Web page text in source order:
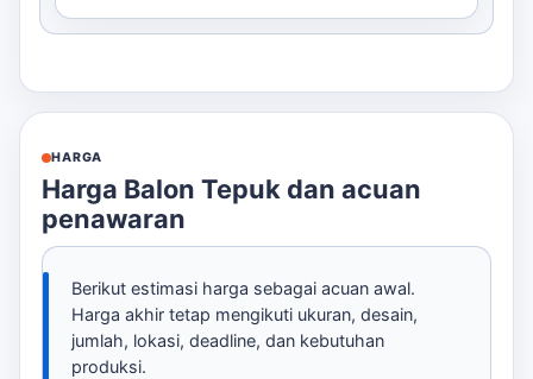
HARGA
Harga Balon Tepuk dan acuan
penawaran
Berikut estimasi harga sebagai acuan awal.
Harga akhir tetap mengikuti ukuran, desain,
jumlah, lokasi, deadline, dan kebutuhan
produksi.